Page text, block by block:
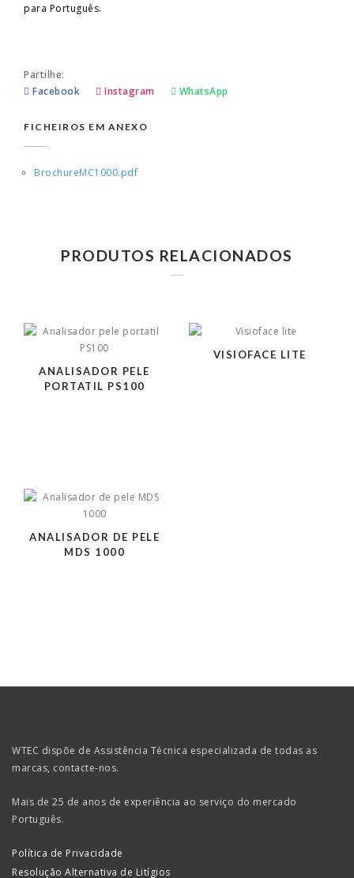
para Português.
Partilhe:
Facebook
Instagram WhatsApp
FICHEIROS EM ANEXO
BrochureMC1000.pdf
PRODUTOS RELACIONADOS
ANALISADOR PELE
PORTATIL PS100
VISIOFACE LITE
ANALISADOR DE PELE
MDS 1000
WTEC dispõe de Assistência Técnica especializada de todas as
marcas, contacte-nos.
Mais de 25 de anos de experiência ao serviço do mercado
Português.
Política de Privacidade
Resolução Alternativa de Litígios